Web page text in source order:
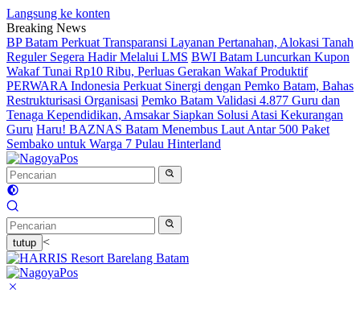
Langsung ke konten
Breaking News
BP Batam Perkuat Transparansi Layanan Pertanahan, Alokasi Tanah
Reguler Segera Hadir Melalui LMS BWI Batam Luncurkan Kupon
Wakaf Tunai Rp10 Ribu, Perluas Gerakan Wakaf Produktif
PERWARA Indonesia Perkuat Sinergi dengan Pemko Batam, Bahas
Restrukturisasi Organisasi Pemko Batam Validasi 4.877 Guru dan
Tenaga Kependidikan, Amsakar Siapkan Solusi Atasi Kekurangan
Guru Haru! BAZNAS Batam Menembus Laut Antar 500 Paket
Sembako untuk Warga 7 Pulau Hinterland
tutup <